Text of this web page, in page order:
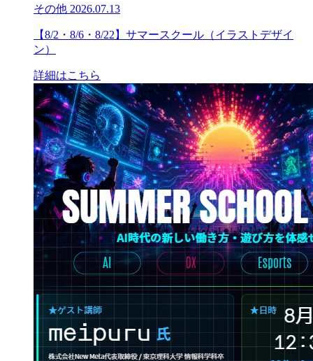
その他 2026.07.13
【8/2・8/6・8/22】サマースクール（イラストデザイ
ン）
詳細はこちら